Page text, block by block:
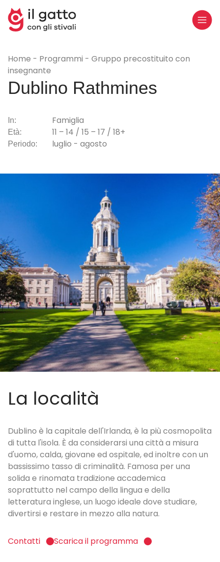
Home Programmi
Gruppo precostituito con
insegnante
Dublino Rathmines
In: Famiglia
Età: 11 – 14 / 15 – 17 / 18+
Periodo: luglio - agosto
La località
Dublino è la capitale dell'Irlanda, è la più cosmopolita
di tutta l'isola. È da considerarsi una città a misura
d'uomo, calda, giovane ed ospitale, ed inoltre con un
bassissimo tasso di criminalità. Famosa per una
solida e rinomata tradizione accademica
soprattutto nel campo della lingua e della
letteratura inglese, un luogo ideale dove studiare,
divertirsi e restare in mezzo alla natura.
Contatti Scarica il programma